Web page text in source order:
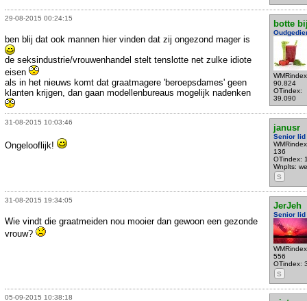
29-08-2015 00:24:15
botte
90.824
OTindex:
39.090
ben blij dat ook mannen hier vinden dat zij ongezond mager is
de seksindustrie/vrouwenhandel stelt tenslotte net zulke idiote
eisen
als in het nieuws komt dat graatmagere 'beroepsdames' geen
klanten krijgen, dan gaan modellenbureaus mogelijk nadenken
31-08-2015 10:03:46
janusr
Senior lid
136
OTindex:
Wnplts:
S
Ongelooflijk!
31-08-2015 19:34:05
JerJeh
Senior lid
556
OTindex:
S
Wie vindt die graatmeiden nou mooier dan gewoon een gezonde
vrouw?
05-09-2015 10:38:18